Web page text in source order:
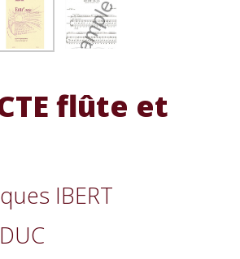
flûte et
IBERT